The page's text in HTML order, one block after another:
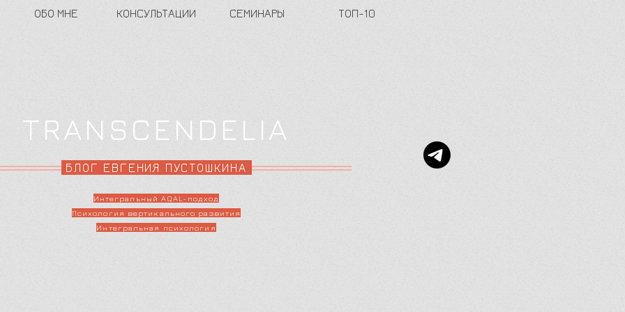
ОБО МНЕ КОНСУЛЬТАЦИИ СЕМИНАРЫ ТОП-10
TRANSCENDELIA
БЛОГ ЕВГЕНИЯ ПУСТОШКИНА
Интегральный AQAL-подход
Психология вертикального развития
Интегральная психология